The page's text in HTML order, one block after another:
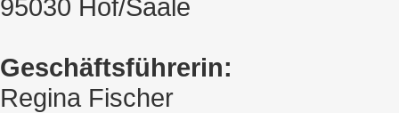
95030 Hof/Saale
Geschäftsführerin:
Regina Fischer